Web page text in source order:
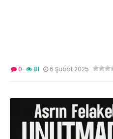
0 81 6 Şubat 2025